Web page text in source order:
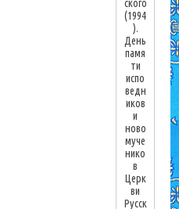
ского
(1994
).
День
памя
ти
испо
ведн
иков
и
ново
муче
нико
в
Церк
ви
Русск